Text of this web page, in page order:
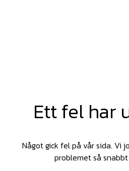
Ett fel har
Något gick fel på vår sida. Vi
problemet så